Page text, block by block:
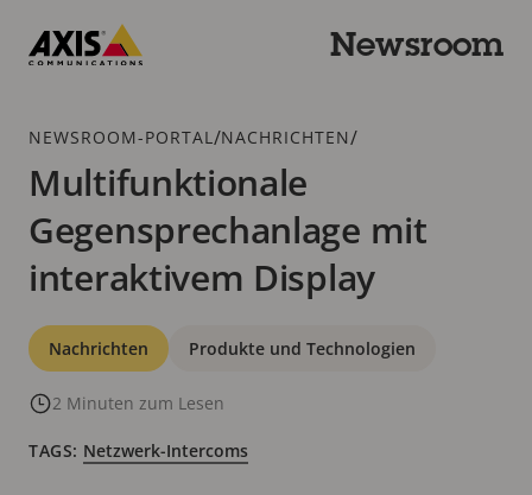
Hauptinhalt
springen
Newsroom
Breadcrumb
NEWSROOM-PORTAL /NACHRICHTEN/
Multifunktionale
Gegensprechanlage mit
interaktivem Display
Kategorien
Nachrichten Produkte und Technologien
2 Minuten zum Lesen
TAGS: Netzwerk-Intercoms